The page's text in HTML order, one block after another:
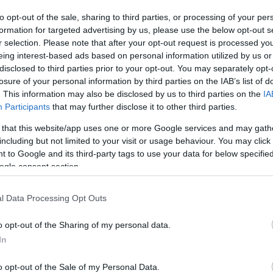
opt-out of the sale, sharing to third parties, or processing of your
for targeted advertising by us, please use the below opt-out
selection. Please note that after your opt-out request is processed
interest-based ads based on personal information utilized by us
to third parties prior to your opt-out. You may separately
of your personal information by third parties on the IAB’s list of
This information may also be disclosed by us to third parties on the
Participants that may further disclose it to other third parties.
that this website/app uses one or more Google services and may
but not limited to your visit or usage behaviour. You may
to Google and its third-party tags to use your data for below
consent section.
Data Processing Opt Outs
opt-out of the Sharing of my personal data.
opt-out of the Sale of my Personal Data.
ಇಮೇಜ್ ಫೈಲ್‌ಗಳು ಕಡಿಮೆ ಸಂಕುಚಿತ ಮತ್ತು ಹೆಚ್ಚಿನ ರೆಸಲ್ಯೂಶನ್
ಮತ್ತು ಪುಟಗಳಲ್ಲಿ ಎಂಬೆಡ್ ಮಾಡಲಾದ ಚಿತ್ರಗಳಿಗಿಂತ
ಫೈಲ್ ಗಾತ್ರಕ್ಕೆ ಹೆಚ್ಚು ಆಪ್ಟಿಮೈಸ್ ಮಾಡಲ್ಪಟ್ಟಿವೆ.